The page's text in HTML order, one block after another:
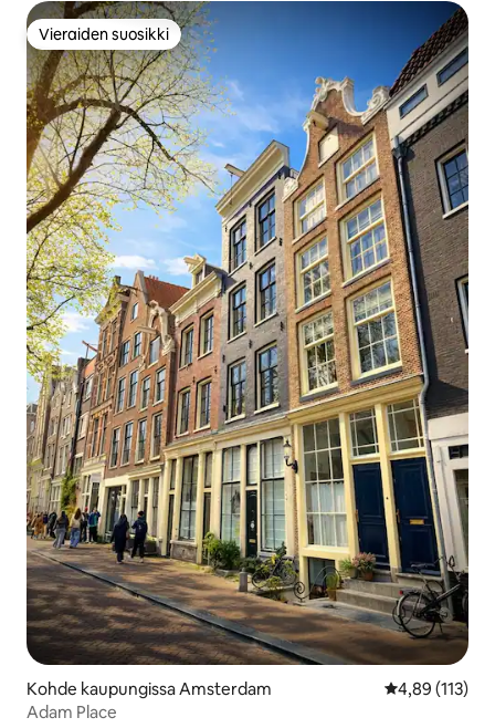
Vieraiden suosikki
Vieraiden suosikki
Kohde kaupungissa Amsterdam
4,89 (113)
Adam Place